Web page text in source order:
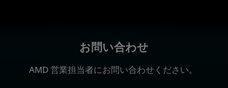
お問い合わせ
AMD 営業担当者にお問い合わせください。